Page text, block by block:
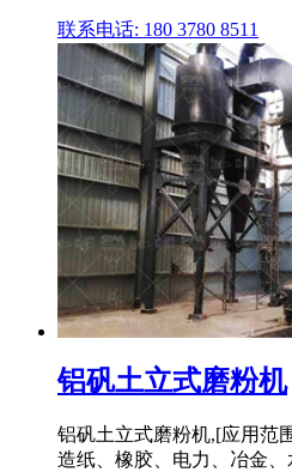
联系电话: 180 3780 8511
铝矾土立式磨粉机
铝矾土立式磨粉机,[应用范
造纸、橡胶、电力、冶金